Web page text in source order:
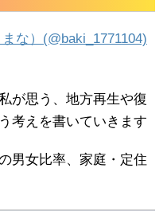
な）(@baki_1771104)
が思う、地方再生や復
考えを書いていきます
男女比率、家庭・定住